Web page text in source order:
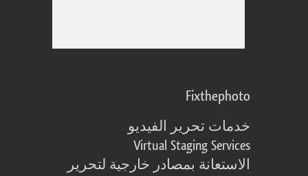
Fixthephoto
خدمات تحرير الفيديو
Virtual Staging Services
الاستعانة بمصادر خارجية لتحرير